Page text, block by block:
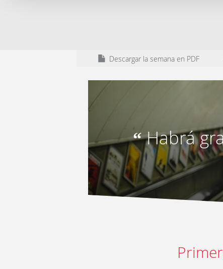
Descargar la semana en PDF
“Habrá